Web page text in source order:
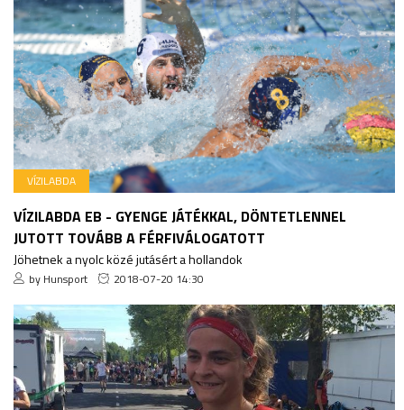
VÍZILABDA
VÍZILABDA EB - GYENGE JÁTÉKKAL, DÖNTETLENNEL
JUTOTT TOVÁBB A FÉRFIVÁLOGATOTT
Jöhetnek a nyolc közé jutásért a hollandok
by Hunsport 2018-07-20 14:30